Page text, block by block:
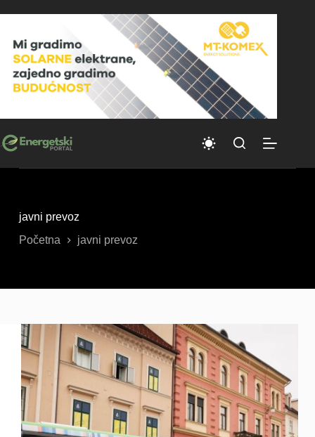
to
javni prevoz
Početna
javni prevoz